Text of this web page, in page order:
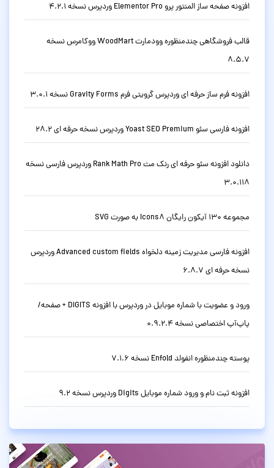
افزونه صفحه ساز المنتور پرو Elementor Pro وردپرس نسخه 4.2.1
قالب فروشگاهی چندمنظوره وودمارت WoodMart ووکامرس نسخه
8.5.7
افزونه فرم ساز حرفه ای وردپرس گرویتی فرم Gravity Forms نسخه 3.0.1
افزونه فارسی سئو Yoast SEO Premium وردپرس نسخه حرفه ای 28.2
دانلود افزونه سئو حرفه ای رنک مث Rank Math Pro وردپرس فارسی نسخه
3.0.118
مجموعه 130 آیکون رایگان Icons8 به صورت SVG
افزونه فارسی مدیریت زمینه دلخواه Advanced custom fields وردپرس
نسخه حرفه ای 6.8.7
ورود و عضویت با شماره موبایل در وردپرس با افزونه DIGITS + صفحه/
پاپ‌آپ اختصاصی نسخه 0.9.2.4
پوسته چندمنظوره انفولد Enfold نسخه 7.1.6
افزونه ثبت نام و ورود شماره موبایل Digits وردپرس نسخه 9.2